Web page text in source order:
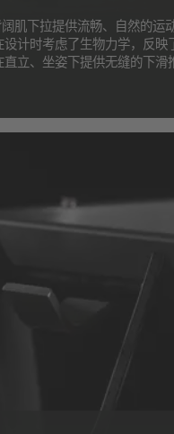
肌下拉提供流畅、自然的运
设计时考虑了生物力学，反映
直立、坐姿下提供无缝的下滑